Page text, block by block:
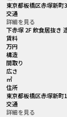
東京都板橋区赤塚新町
交通
詳細を見る
下赤塚 2F 飲食居抜き
賃料
万円
構造
間取り
広さ
㎡
住所
東京都板橋区赤塚新
交通
詳細を見る